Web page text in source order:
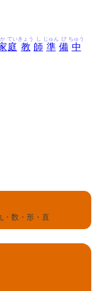
か
庭
てい
教
きょう
師
し
準
じゅん
備
び
中
ちゅう
・数・形・直